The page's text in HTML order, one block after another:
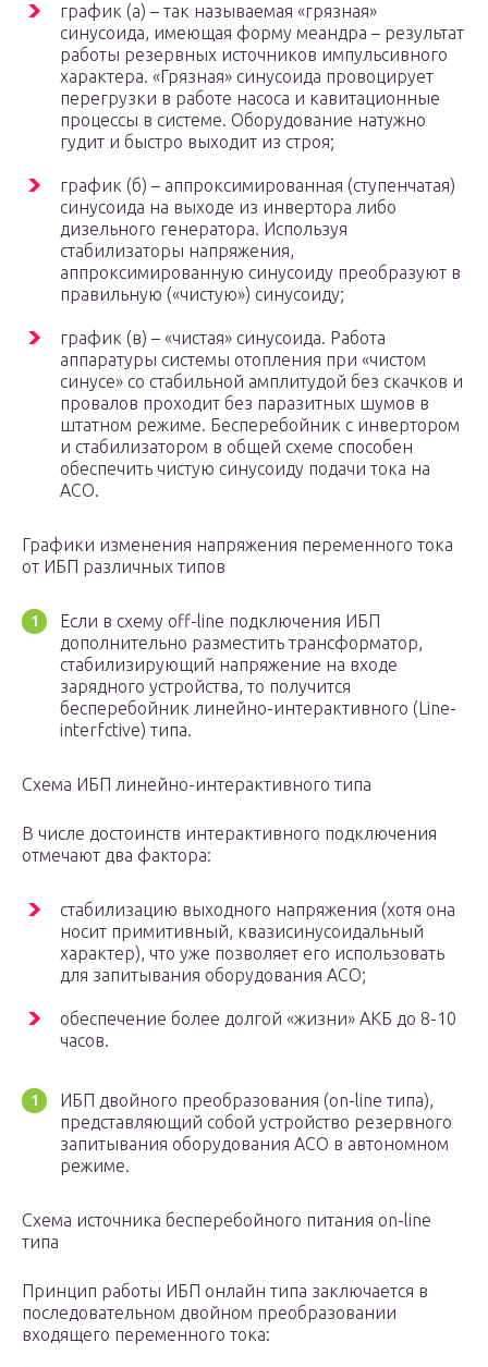
график (а) – так называемая «грязная»
синусоида, имеющая форму меандра – результат
работы резервных источников импульсивного
характера. «Грязная» синусоида провоцирует
перегрузки в работе насоса и кавитационные
процессы в системе. Оборудование натужно
гудит и быстро выходит из строя;
график (б) – аппроксимированная (ступенчатая)
синусоида на выходе из инвертора либо
дизельного генератора. Используя
стабилизаторы напряжения,
аппроксимированную синусоиду преобразуют в
правильную («чистую») синусоиду;
график (в) – «чистая» синусоида. Работа
аппаратуры системы отопления при «чистом
синусе» со стабильной амплитудой без скачков и
провалов проходит без паразитных шумов в
штатном режиме. Бесперебойник с инвертором
и стабилизатором в общей схеме способен
обеспечить чистую синусоиду подачи тока на
АСО.
Графики изменения напряжения переменного тока
от ИБП различных типов
Если в схему off-line подключения ИБП
дополнительно разместить трансформатор,
стабилизирующий напряжение на входе
зарядного устройства, то получится
бесперебойник линейно-интерактивного (Line-
interfctive) типа.
Схема ИБП линейно-интерактивного типа
В числе достоинств интерактивного подключения
отмечают два фактора:
стабилизацию выходного напряжения (хотя она
носит примитивный, квазисинусоидальный
характер), что уже позволяет его использовать
для запитывания оборудования АСО;
обеспечение более долгой «жизни» АКБ до 8-10
часов.
ИБП двойного преобразования (on-line типа),
представляющий собой устройство резервного
запитывания оборудования АСО в автономном
режиме.
Схема источника бесперебойного питания on-line
типа
Принцип работы ИБП онлайн типа заключается в
последовательном двойном преобразовании
входящего переменного тока: